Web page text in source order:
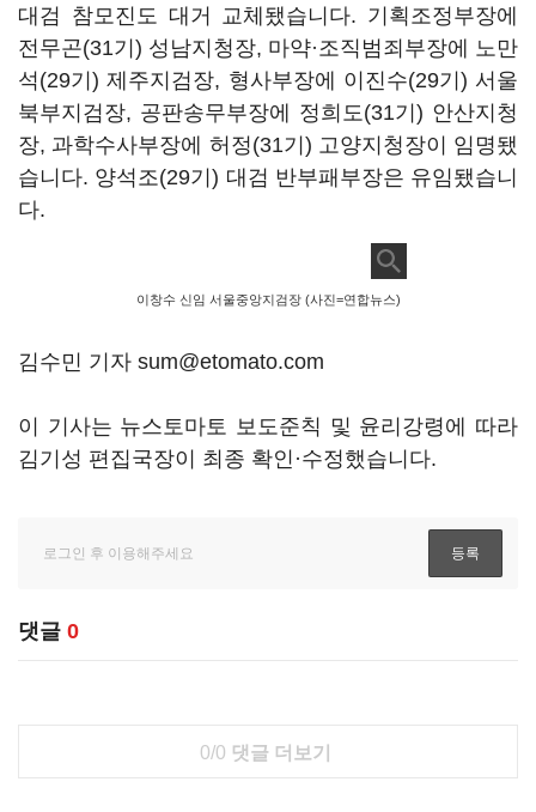
대검 참모진도 대거 교체됐습니다. 기획조정부장에
전무곤(31기) 성남지청장, 마약·조직범죄부장에 노만
석(29기) 제주지검장, 형사부장에 이진수(29기) 서울
북부지검장, 공판송무부장에 정희도(31기) 안산지청
장, 과학수사부장에 허정(31기) 고양지청장이 임명됐
습니다. 양석조(29기) 대검 반부패부장은 유임됐습니
다.
이창수 신임 서울중앙지검장 (사진=연합뉴스)
김수민 기자 sum@etomato.com
이 기사는 뉴스토마토 보도준칙 및 윤리강령에 따라
김기성 편집국장이 최종 확인·수정했습니다.
댓글 0
0/0 댓글 더보기